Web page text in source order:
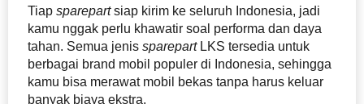
Tiap sparepartsiap kirim ke seluruh Indonesia, jadi
kamu nggak perlu khawatir soal performa dan daya
tahan. Semua jenis sparepartLKS tersedia untuk
berbagai brand mobil populer di Indonesia, sehingga
kamu bisa merawat mobil bekas tanpa harus keluar
banyak biaya ekstra.